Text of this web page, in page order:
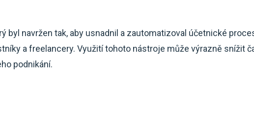
byl navržen tak, aby usnadnil a zautomatizoval účetnické
a freelancery. Využití tohoto nástroje může výrazně snížit
podnikání.